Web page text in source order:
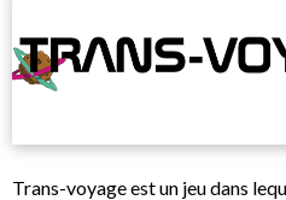
Trans-voyage est un jeu dans